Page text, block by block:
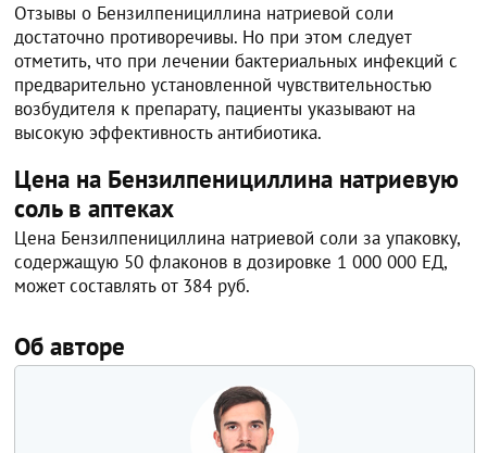
Отзывы о Бензилпенициллина натриевой соли
достаточно противоречивы. Но при этом следует
отметить, что при лечении бактериальных инфекций с
предварительно установленной чувствительностью
возбудителя к препарату, пациенты указывают на
высокую эффективность антибиотика.
Цена на Бензилпенициллина натриевую
соль в аптеках
Цена Бензилпенициллина натриевой соли за упаковку,
содержащую 50 флаконов в дозировке 1 000 000 ЕД,
может составлять от 384 руб.
Об авторе